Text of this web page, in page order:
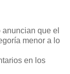
que el
menor a lo
en los